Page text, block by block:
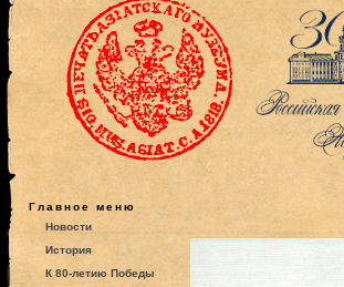
Главное меню
Новости
История
К 80-летию Победы